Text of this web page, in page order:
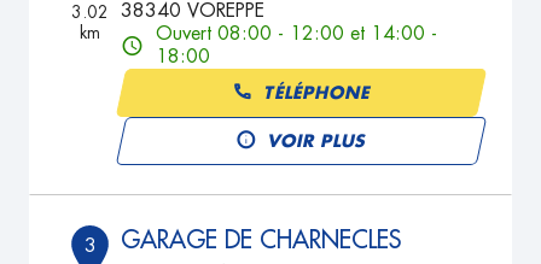
3.02
km
38340 VOREPPE
Ouvert 08:00 - 12:00 et 14:00 -
18:00
TÉLÉPHONE
VOIR PLUS
3 GARAGE DE CHARNECLES